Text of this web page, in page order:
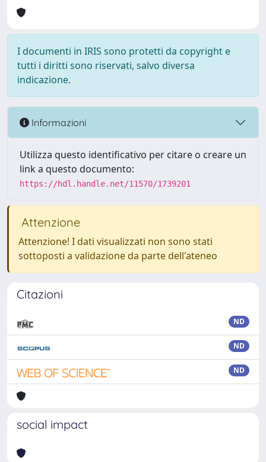
I documenti in IRIS sono protetti da copyright e
tutti i diritti sono riservati, salvo diversa
indicazione.
Informazioni
Utilizza questo identificativo per citare o creare un
link a questo documento:
https://hdl.handle.net/11570/1739201
Attenzione
Attenzione! I dati visualizzati non sono stati
sottoposti a validazione da parte dell'ateneo
Citazioni
ND
ND
ND
social impact